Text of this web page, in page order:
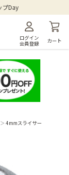
プDay
ログイン
会員登録
カート
＞ 4mmスライサー